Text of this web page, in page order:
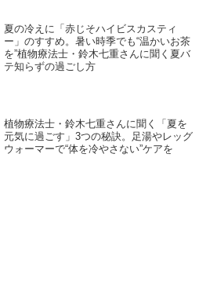
夏の冷えに「赤じそハイビスカスティ
ー」のすすめ。暑い時季でも“温かいお茶
を”植物療法士・鈴木七重さんに聞く夏バ
テ知らずの過ごし方
植物療法士・鈴木七重さんに聞く「夏を
元気に過ごす」3つの秘訣。足湯やレッグ
ウォーマーで“体を冷やさない”ケアを